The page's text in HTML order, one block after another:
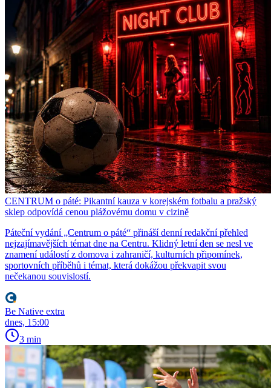
CENTRUM o páté: Pikantní kauza v korejském fotbalu a pražský
sklep odpovídá cenou plážovému domu v cizině
Páteční vydání „Centrum o páté“ přináší denní redakční přehled
nejzajímavějších témat dne na Centru. Klidný letní den se nesl ve
znamení událostí z domova i zahraničí, kulturních připomínek,
sportovních příběhů i témat, která dokážou překvapit svou
nečekanou souvislostí.
Be Native extra
dnes, 15:00
3 min